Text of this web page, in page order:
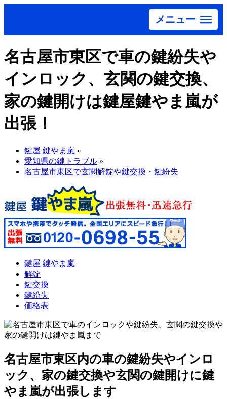
メニュー
名古屋市東区で車の鍵紛失や
インロック、玄関の鍵交換、
家の鍵開けは鍵屋鍵やま嵐が
出張！
鍵屋 鍵やま嵐 »
愛知県の鍵トラブル »
名古屋市東区で玄関解錠や鍵交換・鍵紛失
鍵屋 鍵やま嵐
解錠
鍵交換
鍵紛失
価格表
名古屋市東区内の車の鍵紛失やインロ
ック、家の鍵交換や玄関の鍵開けに鍵
やま嵐が出張します